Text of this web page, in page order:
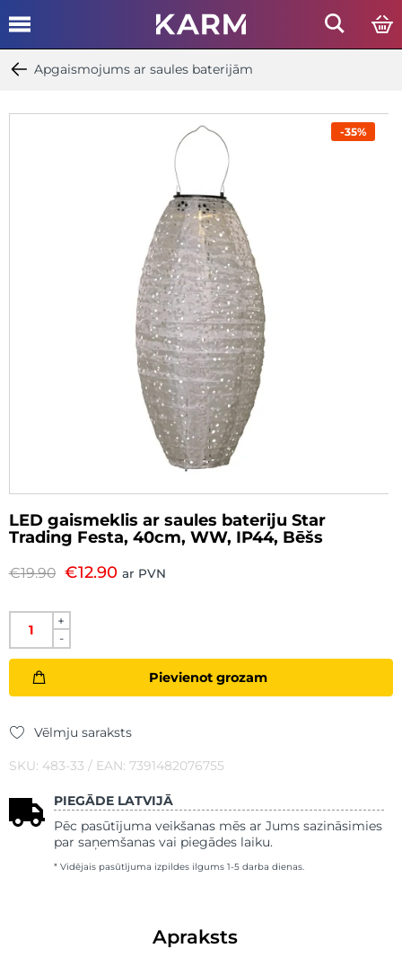
Apgaismojums ar saules baterijām
-35%
LED gaismeklis ar saules bateriju Star
Trading Festa, 40cm, WW, IP44, Bēšs
€19.90 €12.90 ar PVN
+
-
Pievienot grozam
Vēlmju saraksts
SKU: 483-33 / EAN: 7391482076755
PIEGĀDE LATVIJĀ
Pēc pasūtījuma veikšanas mēs ar Jums sazināsimies
par saņemšanas vai piegādes laiku.
* Vidējais pasūtījuma izpildes ilgums 1-5 darba dienas.
Apraksts